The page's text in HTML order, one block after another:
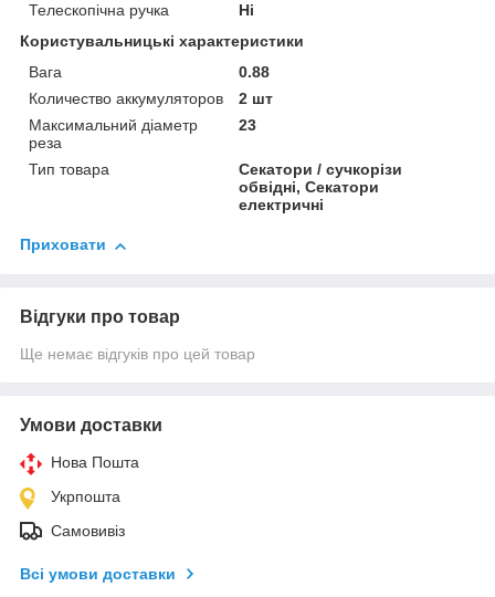
Телескопічна ручка
Ні
Користувальницькі характеристики
Вага
0.88
Количество аккумуляторов
2 шт
Максимальний діаметр
реза
23
Тип товара
Секатори / сучкорізи
обвідні, Секатори
електричні
Приховати
Відгуки про товар
Ще немає відгуків про цей товар
Умови доставки
Нова Пошта
Укрпошта
Самовивіз
Всі умови доставки